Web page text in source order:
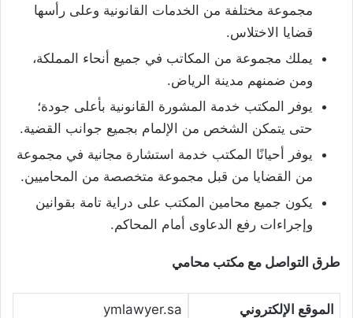
مجموعة مختلفة من الخدمات القانونية وعلى رأسها
قضايا الاختلاس.
يملك مجموعة من المكاتب في جميع أنحاء المملكة،
ومن ضمنهم مدينة الرياض.
يوفر المكتب خدمة المشورة القانونية بأعلى جودة؛
حتى يتمكن الشخص من الإلمام بجميع جوانب القضية.
يوفر أحيانًا المكتب خدمة استشارة مجانية في مجموعة
من القضايا من قبل مجموعة متخصصة من المحاميين.
يكون جميع محامين المكتب على دراية تامة بقوانين
وإجراءات رفع الدعاوى أمام المحاكم.
طرق التواصل مع مكتب محامي
الموقع الإلكتروني ymlawyer.sa